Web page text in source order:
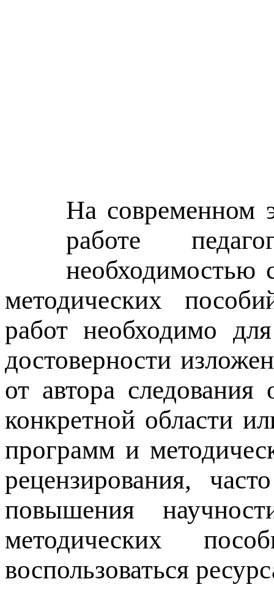
На современном
работе
необходимостью
методических
работ необходимо
достоверности
от автора
конкретной области
программ и
рецензирования,
повышения
методических
воспользоваться